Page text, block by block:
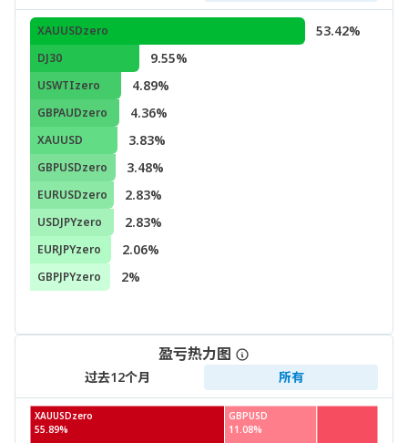
XAUUSDzero 53.42%
DJ30 9.55%
USWTIzero 4.89%
GBPAUDzero 4.36%
XAUUSD 3.83%
GBPUSDzero 3.48%
EURUSDzero 2.83%
USDJPYzero 2.83%
EURJPYzero 2.06%
GBPJPYzero 2%
盈亏热力图
过去12个月 所有
XAUUSDzero GBPUSD
55.89% 11.08%